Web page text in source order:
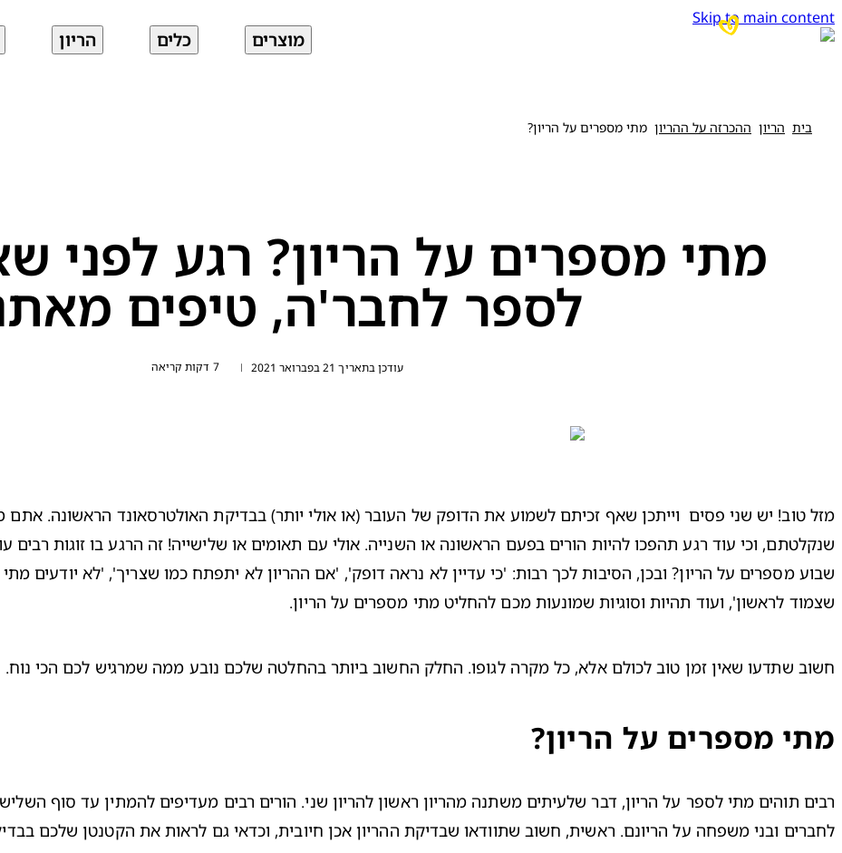
Skip to main content
מוצרים כלים הריון
בית הריון ההכרזה על ההריון מתי מספרים על הריון?
מתי מספרים על הריון? רגע לפני
לספר לחבר'ה, טיפים
עודכן בתאריך 21 בפברואר 2021 | 7 דקות קריאה
שצמוד לראשון', ועוד תהיות וסוגיות שמונעות מכם להחליט מתי מספרים על הריון.
חשוב שתדעו שאין זמן טוב לכולם אלא, כל מקרה לגופו. החלק החשוב ביותר בהחלטה שלכם נובע ממה שמרגיש לכם הכי נוח.
מתי מספרים על הריון?
רבים תוהים מתי לספר על הריון, דבר שלעיתים משתנה מהריון ראשון להריון שני. הורים רבים מעדיפים להמתין עד סוף
לחברים ובני משפחה על הריונם. ראשית, חשוב שתוודאו שבדיקת ההריון אכן חיובית, וכדאי גם לראות את הקטנטן שלכם